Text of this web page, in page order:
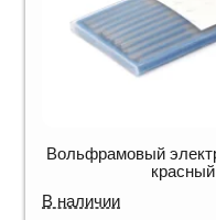
Вольфрамовый
В наличии